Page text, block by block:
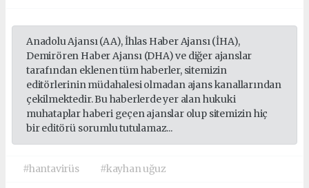
Anadolu Ajansı (AA), İhlas Haber Ajansı (İHA),
Demirören Haber Ajansı (DHA) ve diğer ajanslar
tarafından eklenen tüm haberler, sitemizin
editörlerinin müdahalesi olmadan ajans kanallarından
çekilmektedir. Bu haberlerde yer alan hukuki
muhataplar haberi geçen ajanslar olup sitemizin hiç
bir editörü sorumlu tutulamaz...
#hantavirüs #kayhan uğuz